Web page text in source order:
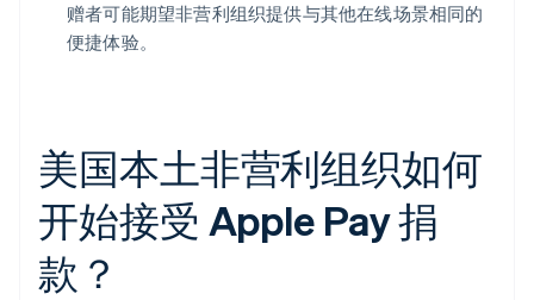
赠者可能期望非营利组织提供与其他在线场景相同的
便捷体验。
美国本土非营利组织如何
开始接受 Apple Pay 捐
款？